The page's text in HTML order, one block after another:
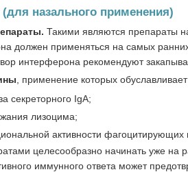
назального применения)
Такими являются препараты
должен применяться на самых
интерферона рекомендуют
, применение которых
секреторного IgA;
лизоцима;
активности фагоцитирующих
целесообразно начинать уже на
иммунного ответа может